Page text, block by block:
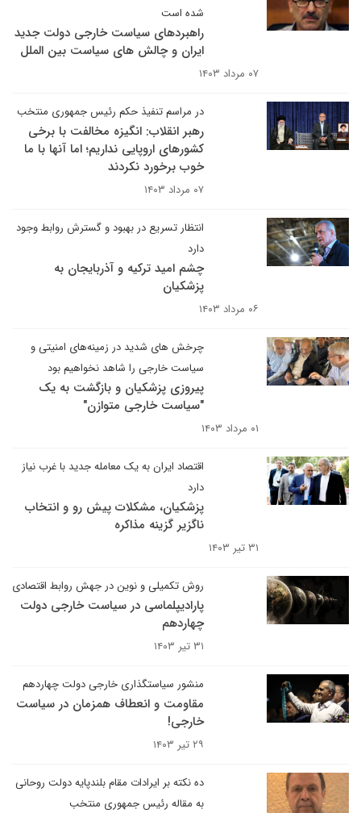
شده است
راهبردهای سیاست خارجی دولت جدید
ایران و چالش های سیاست بین الملل
۰۷ مرداد ۱۴۰۳
در مراسم تنفیذ حکم رئیس جمهوری منتخب
رهبر انقلاب: انگیزه مخالفت با برخی
کشورهای اروپایی نداریم؛ اما آنها با ما
خوب برخورد نکردند
۰۷ مرداد ۱۴۰۳
انتظار تسریع در بهبود و گسترش روابط وجود
دارد
چشم امید ترکیه و آذربایجان به
پزشکیان
۰۶ مرداد ۱۴۰۳
چرخش های شدید در زمینه‌های امنیتی و
سیاست خارجی را شاهد نخواهیم بود
پیروزی پزشکیان و بازگشت به یک
"سیاست خارجی متوازن"
۰۱ مرداد ۱۴۰۳
اقتصاد ایران به یک معامله جدید با غرب نیاز
دارد
پزشکیان، مشکلات پیش رو و انتخاب
ناگزیر گزینه مذاکره
۳۱ تیر ۱۴۰۳
روش تکمیلی و نوین در جهش روابط اقتصادی
پارادیپلماسی در سیاست خارجی دولت
چهاردهم
۳۱ تیر ۱۴۰۳
منشور سیاستگذاری خارجی دولت چهاردهم
مقاومت و انعطاف همزمان در سیاست
خارجی!
۲۹ تیر ۱۴۰۳
ده نکته بر ایرادات مقام بلندپایه دولت روحانی
به مقاله رئیس جمهوری منتخب